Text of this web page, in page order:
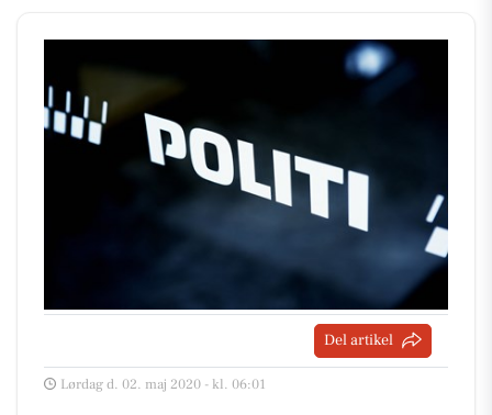
Del artikel
Lørdag d. 02. maj 2020 - kl. 06:01